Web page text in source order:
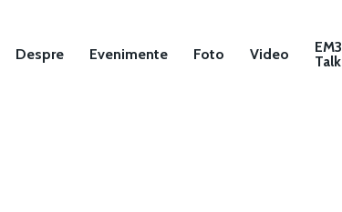
Despre Evenimente Foto Video
Talk